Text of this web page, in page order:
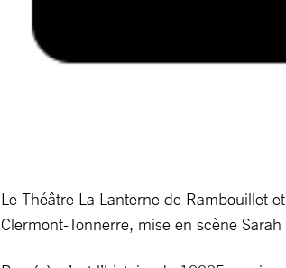
Le Théâtre La Lanterne de Rambouillet
Clermont-Tonnerre, mise en scène